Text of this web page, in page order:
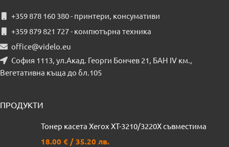
+359 878 160 380 - принтери, консумативи
+359 879 821 727 - компютърна техника
office@videlo.eu
София 1113, ул.Акад. Георги Бончев 21, БАН IV км.,
Вегетативна къща до бл.105
ПРОДУКТИ
Тонер касета Xerox XT-3210/3220X съвместима
18.00 € / 35.20 лв.